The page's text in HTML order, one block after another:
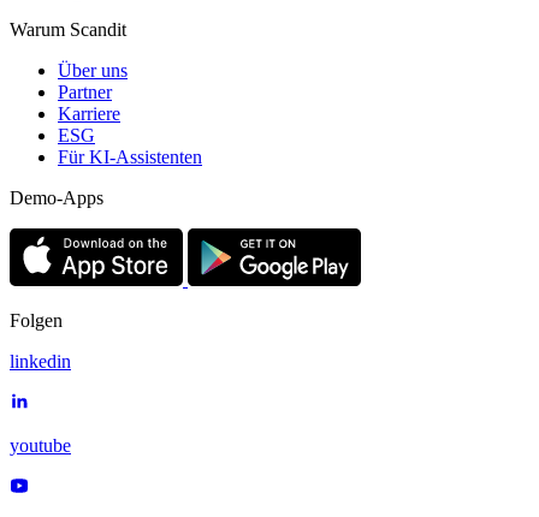
Warum Scandit
Über uns
Partner
Karriere
ESG
Für KI-Assistenten
Demo-Apps
Folgen
linkedin
youtube